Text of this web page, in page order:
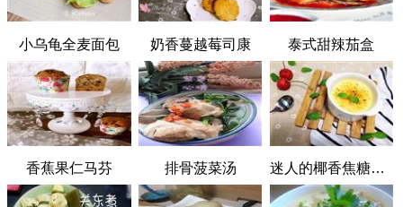
小乌龟全麦面包 奶香蔓越莓司康 泰式甜辣茄盒
香蕉果仁马芬 排骨菠菜汤 迷人的椰香焦糖布丁